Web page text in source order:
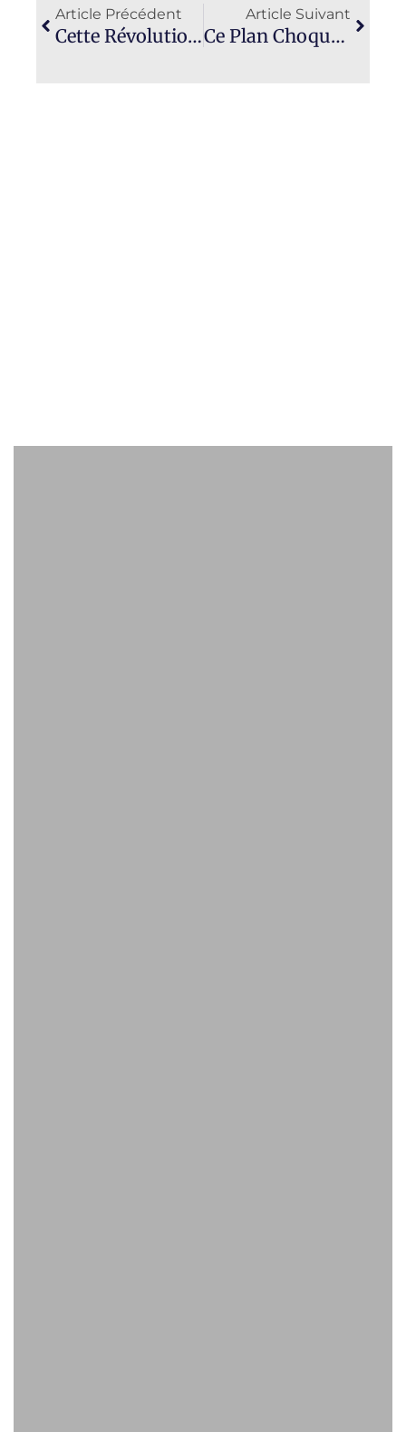
Article Précédent
Cette Révolution Électrique : Découvrez Le Kia EV4 2026, 630 Km D’autonomie À Prix Choc !
Article Suivant
Ce Plan Choquant De Donald Trump Pour Éliminer Les Voitures Électriques Va Vous Coûteux!